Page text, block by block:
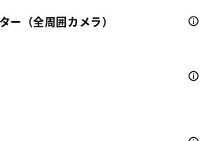
ー（全周囲カメラ）